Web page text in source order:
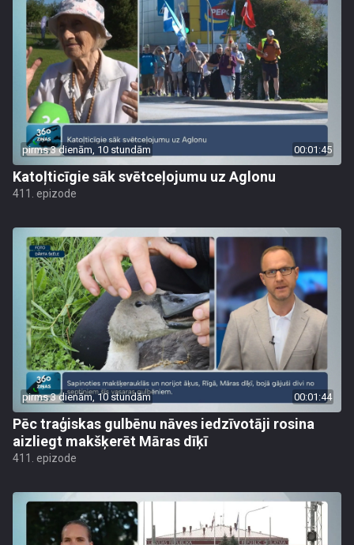
pirms 3 dienām, 10 stundām 00:01:45
Katoļticīgie sāk svētceļojumu uz Aglonu
411. epizode
pirms 3 dienām, 10 stundām 00:01:44
Pēc traģiskas gulbēnu nāves iedzīvotāji rosina
aizliegt makšķerēt Māras dīķī
411. epizode